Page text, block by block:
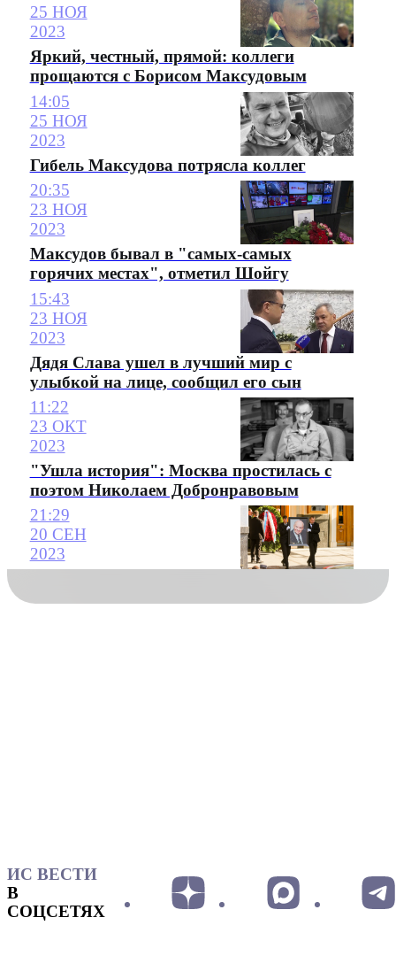
25 НОЯ
2023
Яркий, честный, прямой: коллеги
прощаются с Борисом Максудовым
14:05
25 НОЯ
2023
Гибель Максудова потрясла коллег
20:35
23 НОЯ
2023
Максудов бывал в "самых-самых
горячих местах", отметил Шойгу
15:43
23 НОЯ
2023
Дядя Слава ушел в лучший мир с
улыбкой на лице, сообщил его сын
11:22
23 ОКТ
2023
"Ушла история": Москва простилась с
поэтом Николаем Добронравовым
21:29
20 СЕН
2023
ИС ВЕСТИ
В
СОЦСЕТЯХ